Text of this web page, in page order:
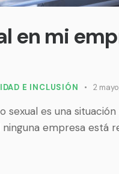
en mi
E INCLUSIÓN 2
sexual es una
empresa está